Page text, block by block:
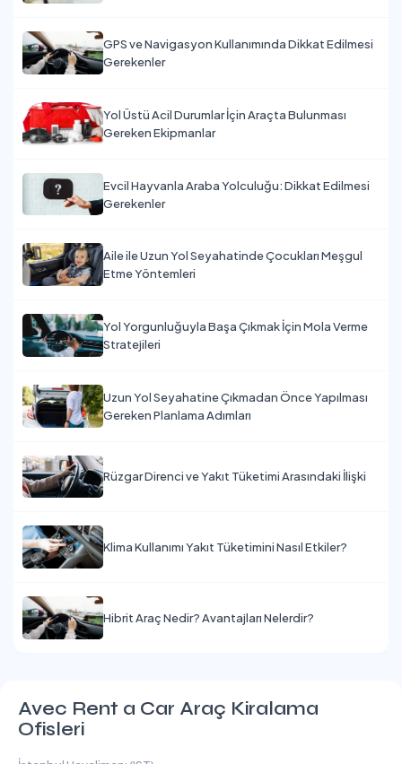
GPS ve Navigasyon Kullanımında Dikkat Edilmesi
Gerekenler
Yol Üstü Acil Durumlar İçin Araçta Bulunması
Gereken Ekipmanlar
Evcil Hayvanla Araba Yolculuğu: Dikkat Edilmesi
Gerekenler
Aile ile Uzun Yol Seyahatinde Çocukları Meşgul
Etme Yöntemleri
Yol Yorgunluğuyla Başa Çıkmak İçin Mola Verme
Stratejileri
Uzun Yol Seyahatine Çıkmadan Önce Yapılması
Gereken Planlama Adımları
Rüzgar Direnci ve Yakıt Tüketimi Arasındaki İlişki
Klima Kullanımı Yakıt Tüketimini Nasıl Etkiler?
Hibrit Araç Nedir? Avantajları Nelerdir?
Avec Rent a Car Araç Kiralama
Ofisleri